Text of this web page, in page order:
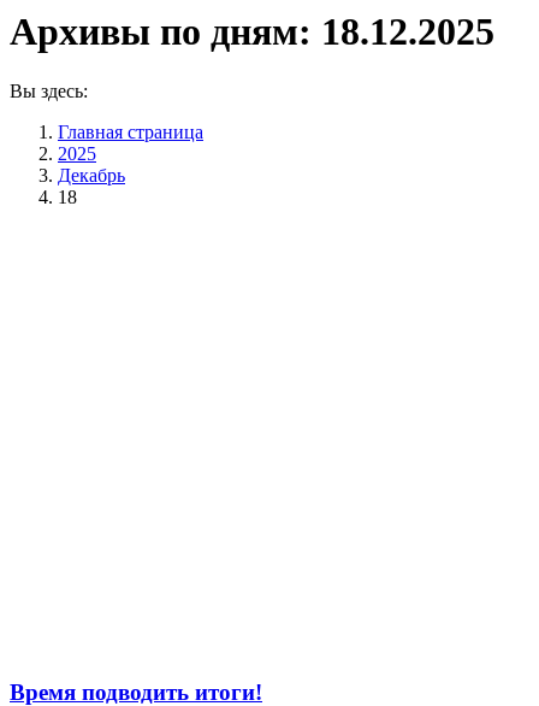
Архивы по дням: 18.12.2025
Вы здесь:
Главная страница
2025
Декабрь
18
Время подводить итоги!